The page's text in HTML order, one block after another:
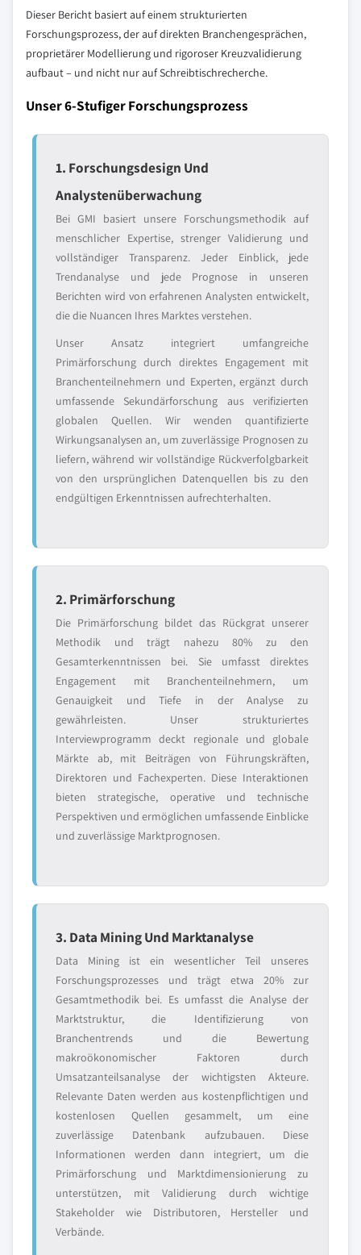
Dieser Bericht basiert auf einem strukturierten
Forschungsprozess, der auf direkten Branchengesprächen,
proprietärer Modellierung und rigoroser Kreuzvalidierung
aufbaut – und nicht nur auf Schreibtischrecherche.
Unser 6-Stufiger Forschungsprozess
1. Forschungsdesign Und
Analystenüberwachung
Bei GMI basiert unsere Forschungsmethodik auf
menschlicher Expertise, strenger Validierung und
vollständiger Transparenz. Jeder Einblick, jede
Trendanalyse und jede Prognose in unseren
Berichten wird von erfahrenen Analysten entwickelt,
die die Nuancen Ihres Marktes verstehen.
Unser Ansatz integriert umfangreiche
Primärforschung durch direktes Engagement mit
Branchenteilnehmern und Experten, ergänzt durch
umfassende Sekundärforschung aus verifizierten
globalen Quellen. Wir wenden quantifizierte
Wirkungsanalysen an, um zuverlässige Prognosen zu
liefern, während wir vollständige Rückverfolgbarkeit
von den ursprünglichen Datenquellen bis zu den
endgültigen Erkenntnissen aufrechterhalten.
2. Primärforschung
Die Primärforschung bildet das Rückgrat unserer
Methodik und trägt nahezu 80% zu den
Gesamterkenntnissen bei. Sie umfasst direktes
Engagement mit Branchenteilnehmern, um
Genauigkeit und Tiefe in der Analyse zu
gewährleisten. Unser strukturiertes
Interviewprogramm deckt regionale und globale
Märkte ab, mit Beiträgen von Führungskräften,
Direktoren und Fachexperten. Diese Interaktionen
bieten strategische, operative und technische
Perspektiven und ermöglichen umfassende Einblicke
und zuverlässige Marktprognosen.
3. Data Mining Und Marktanalyse
Data Mining ist ein wesentlicher Teil unseres
Forschungsprozesses und trägt etwa 20% zur
Gesamtmethodik bei. Es umfasst die Analyse der
Marktstruktur, die Identifizierung von
Branchentrends und die Bewertung
makroökonomischer Faktoren durch
Umsatzanteilsanalyse der wichtigsten Akteure.
Relevante Daten werden aus kostenpflichtigen und
kostenlosen Quellen gesammelt, um eine
zuverlässige Datenbank aufzubauen. Diese
Informationen werden dann integriert, um die
Primärforschung und Marktdimensionierung zu
unterstützen, mit Validierung durch wichtige
Stakeholder wie Distributoren, Hersteller und
Verbände.